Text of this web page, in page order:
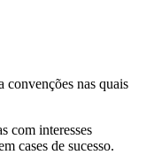
convenções nas quais
com interesses
cases de sucesso.